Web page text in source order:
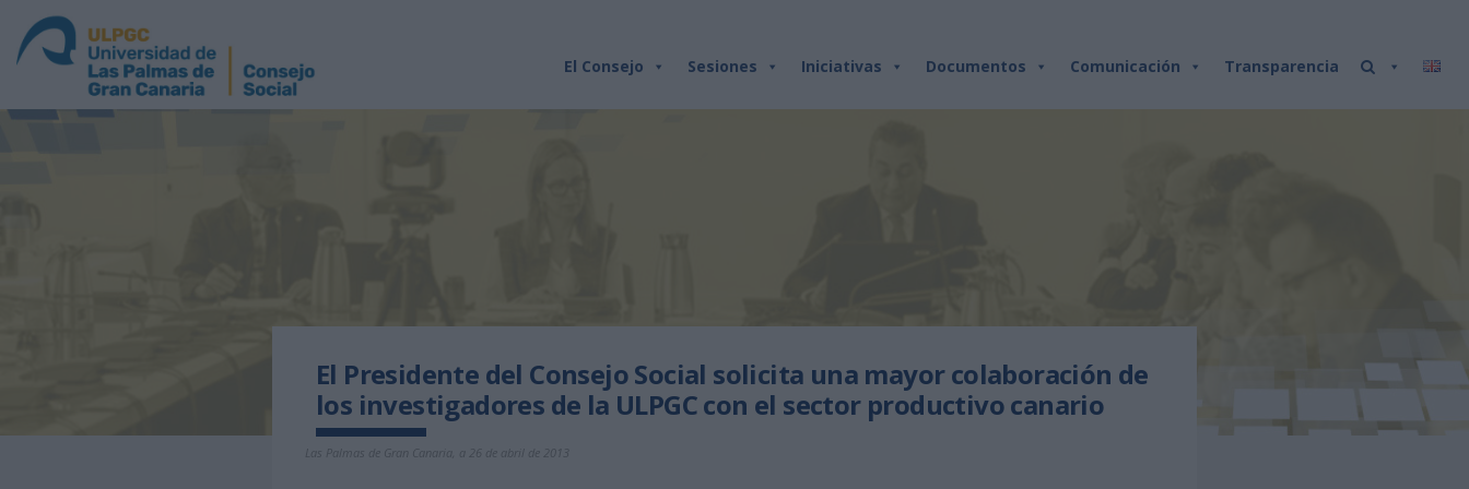
El Consejo Sesiones Iniciativas Documentos Comunicación Transparencia
El Presidente del Consejo Social solicita una mayor colaboración de
los investigadores de la ULPGC con el sector productivo canario
Las Palmas de Gran Canaria, a 26 de abril de 2013